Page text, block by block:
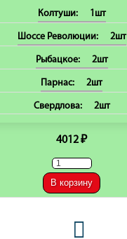
Колтуши: 1шт
Шоссе Революции: 2шт
Рыбацкое: 2шт
Парнас: 2шт
Свердлова: 2шт
4012 ₽
В корзину